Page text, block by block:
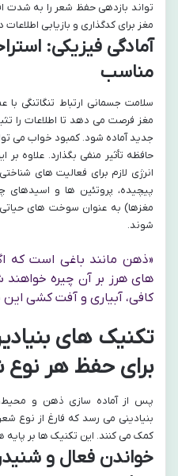
تواند بازدهی حفظ شعر را به شدت
مغز برای کدگذاری و بازیابی اطلاعات
آمادگی فیزیکی:
مناسب
سلامت جسمانی ارتباط تنگاتنگی با
مغز فرصت می دهد تا اطلاعات را
جدید آماده شود. کمبود خواب می
حافظه تأثیر منفی بگذارد. علاوه
انرژی لازم برای فعالیت های
مغزها) به عنوان سوخت های حیاتی
شوند.
«ذهن مانند باغی است که
های هرز بر آن چیره
کافی، آبیاری و آفت کشی این
تکنیک های
برای حفظ هر نوع
پس از آماده سازی ذهن و
بنیادینی می رسد که فارغ از نوع
کمک می کنند. این تکنیک ها بر
خواندن فعال و